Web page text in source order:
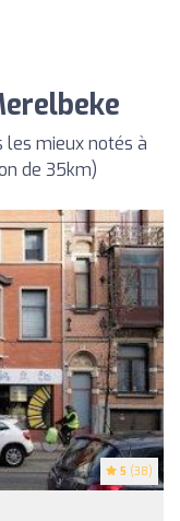
mieux notés à
de 35km)
5 (38)